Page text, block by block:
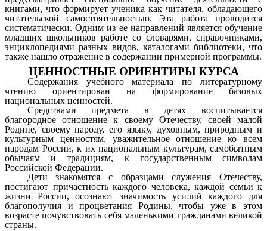
книгами, что формирует ученика как читателя, обладающего
читательской самостоятельностью. Эта работа проводится
систематически. Одним из ее направлений является обучение
младших школьников работе со словарями, справочниками,
энциклопедиями разных видов, каталогами библиотеки, что
также нашло отражение в содержании примерной программы.
ЦЕННОСТНЫЕ ОРИЕНТИРЫ КУРСА
Содержания учебного материала по литературному
чтению ориентирован на формирование базовых
национальных ценностей.
Средствами предмета в детях воспитывается
благородное отношение к своему Отечеству, своей малой
Родине, своему народу, его языку, духовным, природным и
культурным ценностям, уважительное отношение ко всем
народам России, к их национальным культурам, самобытным
обычаям и традициям, к государственным символам
Российской Федерации.
Дети знакомятся с образцами служения Отечеству,
постигают причастность каждого человека, каждой семьи к
жизни России, осознают значимость усилий каждого для
благополучия и процветания Родины, чтобы уже в этом
возрасте почувствовать себя маленькими гражданами великой
страны.